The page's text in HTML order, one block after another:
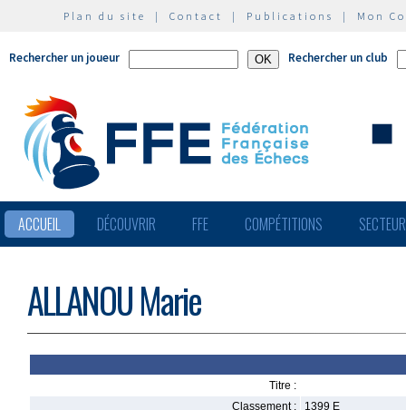
Plan du site | Contact | Publications | Mon
Rechercher un joueur Rechercher un club
ACCUEIL DÉCOUVRIR FFE COMPÉTITIONS
ALLANOU Marie
Titre :
Classement :
1399 E